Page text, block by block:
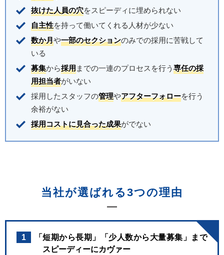
抜けた人員の穴をスピーディに埋められない
自主性を持って働いてくれる人材が少ない
数か月や一部のセクションのみでの採用に苦戦して
いる
募集から採用までの一連のプロセスを行う 専任の採
用担当者がいない
採用したスタッフの管理やアフターフォローを行う
余裕がない
採用コストに見合った成果がでない
当社が選ばれる3つの理由
1
「短期から長期」「少人数から大量募集」まで
スピーディーにカヴァー